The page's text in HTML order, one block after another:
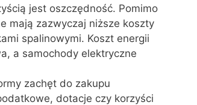
jest oszczędność. Pomimo
mają zazwyczaj niższe koszty
spalinowymi. Koszt energii
a samochody elektryczne
zachęt do zakupu
dotacje czy korzyści